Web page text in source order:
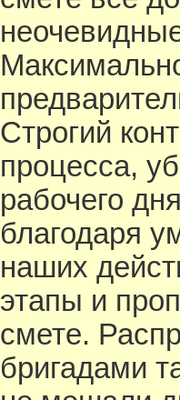
Строгий
процесса,
рабочего
благодаря
наших
этапы и
смете.
бригадами